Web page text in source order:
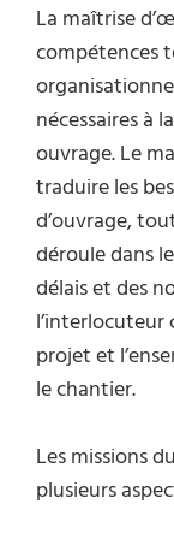
La maîtrise
compétences
nécessaires à
ouvrage. Le
traduire les
d’ouvrage,
déroule dans
délais et des
projet et
le chantier.
Les missions
plusieurs